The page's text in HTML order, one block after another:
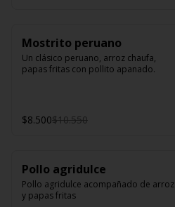
Mostrito peruano
Un clásico peruano, arroz chaufa,
papas fritas con pollito apanado.
$8.500$10.550
Pollo agridulce
Pollo agridulce acompañado de arroz
y papas fritas